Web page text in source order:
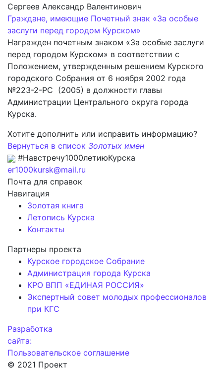
Сергеев Александр Валентинович
Граждане, имеющие Почетный знак «За особые
заслуги перед городом Курском»
Награжден почетным знаком «За особые заслуги
перед городом Курском» в соответствии с
Положением, утвержденным решением Курского
городского Собрания от 6 ноября 2002 года
№223-2-РС (2005) в должности главы
Администрации Центрального округа города
Курска.
Хотите дополнить или исправить информацию?
Вернуться в список Золотых имен
#Навстречу1000летиюКурска
er1000kursk@mail.ru
Почта для справок
Навигация
Золотая книга
Летопись Курска
Контакты
Партнеры проекта
Курское городское Собрание
Администрация города Курска
КРО ВПП «ЕДИНАЯ РОССИЯ»
Экспертный совет молодых профессионалов
при КГС
Разработка
сайта:
Пользовательское соглашение
© 2021 Проект